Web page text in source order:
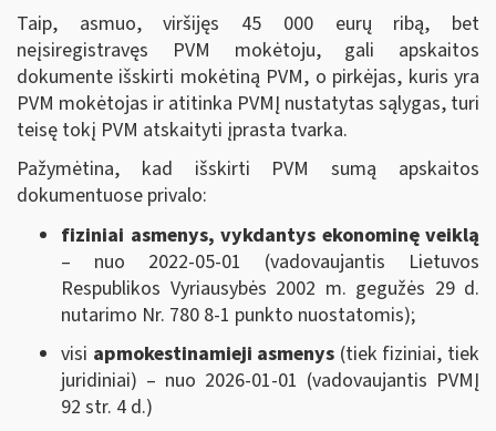
Taip, asmuo, viršijęs 45 000 eurų ribą, bet
neįsiregistravęs PVM mokėtoju, gali apskaitos
dokumente išskirti mokėtiną PVM, o pirkėjas, kuris yra
PVM mokėtojas ir atitinka PVMĮ nustatytas sąlygas, turi
teisę tokį PVM atskaityti įprasta tvarka.
Pažymėtina, kad išskirti PVM sumą apskaitos
dokumentuose privalo:
fiziniai asmenys, vykdantys ekonominę veiklą
– nuo 2022-05-01 (vadovaujantis Lietuvos
Respublikos Vyriausybės 2002 m. gegužės 29 d.
nutarimo Nr. 780 8-1 punkto nuostatomis);
visi apmokestinamieji asmenys (tiek fiziniai, tiek
juridiniai) – nuo 2026-01-01 (vadovaujantis PVMĮ
92 str. 4 d.)